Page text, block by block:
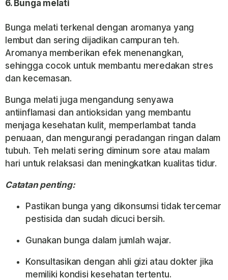
6. Bunga melati
Bunga melati terkenal dengan aromanya yang
lembut dan sering dijadikan campuran teh.
Aromanya memberikan efek menenangkan,
sehingga cocok untuk membantu meredakan stres
dan kecemasan.
Bunga melati juga mengandung senyawa
antiinflamasi dan antioksidan yang membantu
menjaga kesehatan kulit, memperlambat tanda
penuaan, dan mengurangi peradangan ringan dalam
tubuh. Teh melati sering diminum sore atau malam
hari untuk relaksasi dan meningkatkan kualitas tidur.
Catatan penting:
Pastikan bunga yang dikonsumsi tidak tercemar
pestisida dan sudah dicuci bersih.
Gunakan bunga dalam jumlah wajar.
Konsultasikan dengan ahli gizi atau dokter jika
memiliki kondisi kesehatan tertentu.